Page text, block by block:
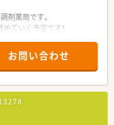
剤薬局です。
ていく予定です！
）、全自動散薬分包機
、自動分割分包機
綴じ機（クリンプル）、PTP
を導入しています。
お問い合わせ